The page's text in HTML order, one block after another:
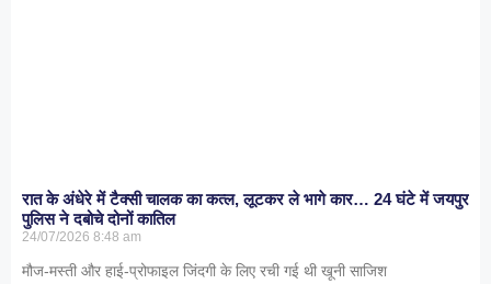
रात के अंधेरे में टैक्सी चालक का कत्ल, लूटकर ले भागे कार… 24 घंटे में जयपुर
पुलिस ने दबोचे दोनों कातिल
24/07/2026 8:48 am
मौज-मस्ती और हाई-प्रोफाइल जिंदगी के लिए रची गई थी खूनी साजिश